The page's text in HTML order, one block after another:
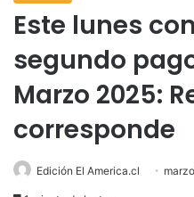
Este lunes
segundo
Marzo 2025:
corresponde
Edición El America.cl